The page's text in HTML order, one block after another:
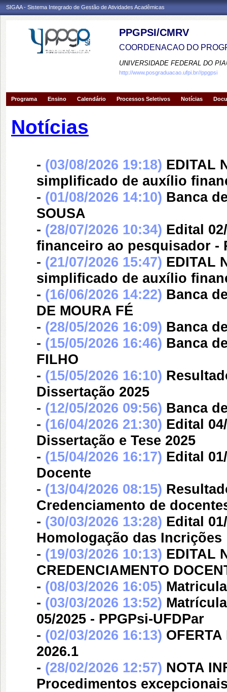
SIGAA - Sistema Integrado de Gestão de Atividades Acadêmicas
PPGPSI/CMRV
COORDENACAO DO
UNIVERSIDADE FEDERAL DO
http://www.posgraduacao.ufpi.br//ppgpsi
Programa Ensino Calendário Processos Seletivos Notícias
Notícias
- (03/08/2026 19:18) EDITAL
simplificado de auxílio
- (01/08/2026 14:10) Banca
SOUSA
- (28/07/2026 10:34) Edital
financeiro ao pesquisador -
- (21/07/2026 15:47) EDITAL
simplificado de auxílio
- (16/06/2026 14:22) Banca
DE MOURA FÉ
- (28/05/2026 16:09) Banca
- (15/05/2026 16:46) Banca
FILHO
- (15/05/2026 16:10)
Dissertação 2025
- (12/05/2026 09:56) Banca
- (16/04/2026 21:30) Edital
Dissertação e Tese 2025
- (15/04/2026 16:17) Edital
Docente
- (13/04/2026 08:15)
Credenciamento de
- (30/03/2026 13:28) Edital
Homologação das Incrições
- (19/03/2026 10:13) EDITAL
CREDENCIAMENTO
- (08/03/2026 16:05)
- (03/03/2026 13:52)
05/2025 - PPGPsi-UFDPar
- (02/03/2026 16:13)
2026.1
- (28/02/2026 12:57) NOTA
Procedimentos